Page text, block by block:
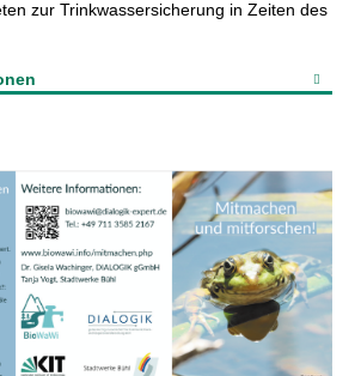
zur Trinkwassersicherung in Zeiten des